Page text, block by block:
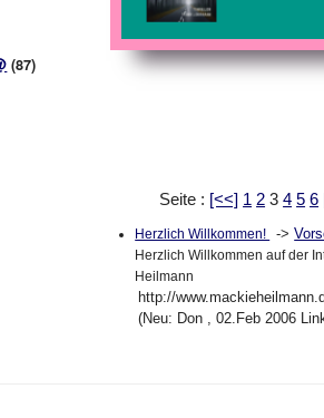
(87)
Seite : [<<] 1 2 34 5 6
Herzlich Willkommen! ->
Herzlich Willkommen auf der
Heilmann
http://
(Neu: Don , 02.Feb 2006